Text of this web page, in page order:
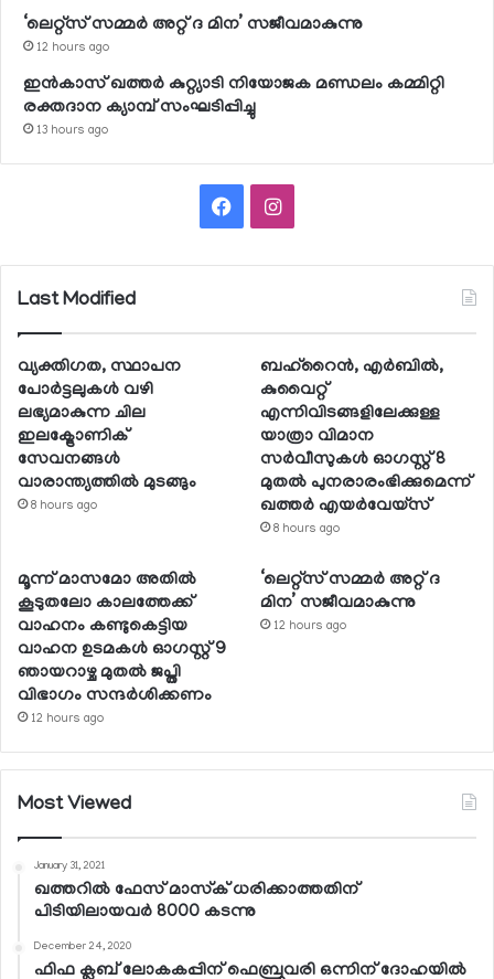
‘ലെറ്റ്‌സ് സമ്മര്‍ അറ്റ് ദ മിന’ സജീവമാകുന്നു
12 hours ago
ഇന്‍കാസ് ഖത്തര്‍ കുറ്റ്യാടി നിയോജക മണ്ഡലം കമ്മിറ്റി
രക്തദാന ക്യാമ്പ് സംഘടിപ്പിച്ചു
13 hours ago
FacebookInstagram
Last Modified
വ്യക്തിഗത, സ്ഥാപന
പോര്‍ട്ടലുകള്‍ വഴി
ലഭ്യമാകുന്ന ചില
ഇലക്ട്രോണിക്
സേവനങ്ങള്‍
വാരാന്ത്യത്തില്‍ മുടങ്ങും
8 hours ago
ബഹ്റൈന്‍, എര്‍ബില്‍,
കുവൈറ്റ്
എന്നിവിടങ്ങളിലേക്കുള്ള
യാത്രാ വിമാന
സര്‍വീസുകള്‍ ഓഗസ്റ്റ് 8
മുതല്‍ പുനരാരംഭിക്കുമെന്ന്
ഖത്തര്‍ എയര്‍വേയ്സ്
8 hours ago
മൂന്ന് മാസമോ അതില്‍
കൂടുതലോ കാലത്തേക്ക്
വാഹനം കണ്ടുകെട്ടിയ
വാഹന ഉടമകള്‍ ഓഗസ്റ്റ് 9
ഞായറാഴ്ച മുതല്‍ ജപ്തി
വിഭാഗം സന്ദര്‍ശിക്കണം
12 hours ago
‘ലെറ്റ്‌സ് സമ്മര്‍ അറ്റ് ദ
മിന’ സജീവമാകുന്നു
12 hours ago
Most Viewed
January 31, 2021
ഖത്തറില്‍ ഫേസ് മാസ്‌ക് ധരിക്കാത്തതിന്
പിടിയിലായവര്‍ 8000 കടന്നു
December 24, 2020
ഫിഫ ക്ലബ് ലോകകപ്പിന് ഫെബ്രുവരി ഒന്നിന് ദോഹയില്‍